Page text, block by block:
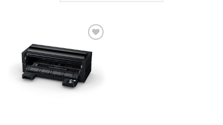
Wishlist